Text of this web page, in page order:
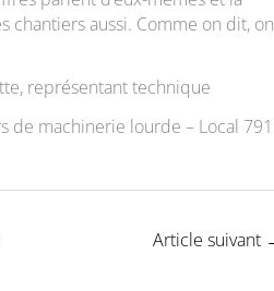
chantiers aussi. Comme on dit, on
représentant technique
de machinerie lourde – Local 791
Article suivant